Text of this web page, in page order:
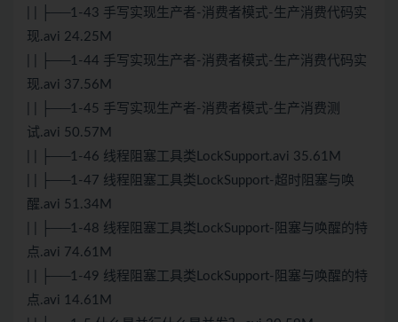
| | ├──1-43 手写实现生产者-消费者模式-生产消费代码实
现.avi 24.25M
| | ├──1-44 手写实现生产者-消费者模式-生产消费代码实
现.avi 37.56M
| | ├──1-45 手写实现生产者-消费者模式-生产消费测
试.avi 50.57M
| | ├──1-46 线程阻塞工具类LockSupport.avi 35.61M
| | ├──1-47 线程阻塞工具类LockSupport-超时阻塞与唤
醒.avi 51.34M
| | ├──1-48 线程阻塞工具类LockSupport-阻塞与唤醒的特
点.avi 74.61M
| | ├──1-49 线程阻塞工具类LockSupport-阻塞与唤醒的特
点.avi 14.61M